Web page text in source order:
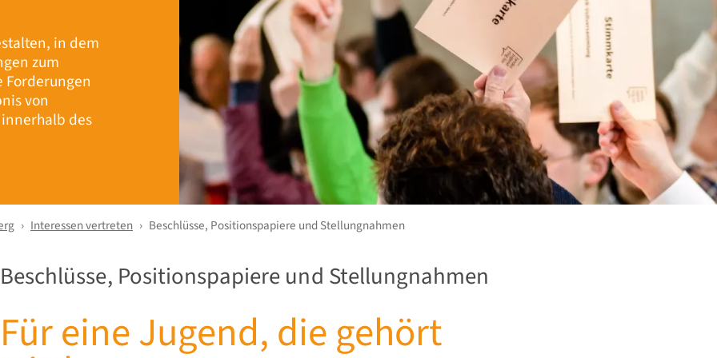
in dem
zum
Forderungen
von
des
Interessen vertreten Beschlüsse, Positionspapiere und Stellungnahmen
Beschlüsse, Positionspapiere und Stellungnahmen
Für eine Jugend, die gehört